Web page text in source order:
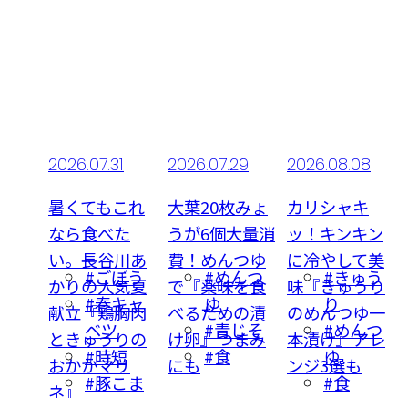
2026.07.29
大葉20枚みょ
うが6個大量消
費！めんつゆ
で『薬味を食
べるための漬
け卵』つまみ
にも
#めんつ
ゆ
#青じそ
#食
2026.08.08
カリシャキ
ッ！キンキン
に冷やして美
味『きゅうり
のめんつゆ一
本漬け』アレ
ンジ3選も
#きゅう
り
#めんつ
ゆ
2026.08.03更
【夏休みおや
つに】サクッ&
もちっ！黄金
比率で作る
『基本のパン
ケーキ』と焼
き方のコツ
#お菓
子・スイ
ーツ
#ケーキ